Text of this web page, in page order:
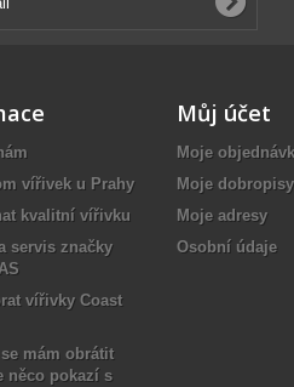
vířivek u Prahy
kvalitní vířivku
servis značky
vířivky Coast
mám obrátit
něco pokazí s
Můj účet
Moje
Moje dobropisy
Moje adresy
Osobní údaje